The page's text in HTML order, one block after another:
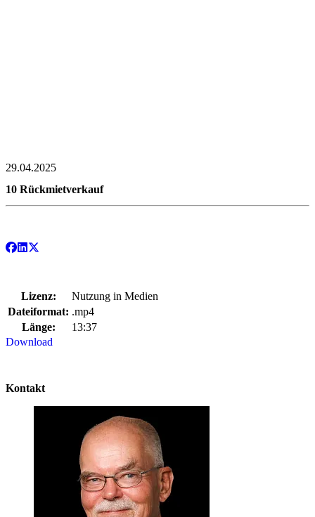
29.04.2025
10 Rückmietverkauf
Lizenz:
Nutzung in Medien
Dateiformat: .mp4
Länge:
13:37
Download
Kontakt